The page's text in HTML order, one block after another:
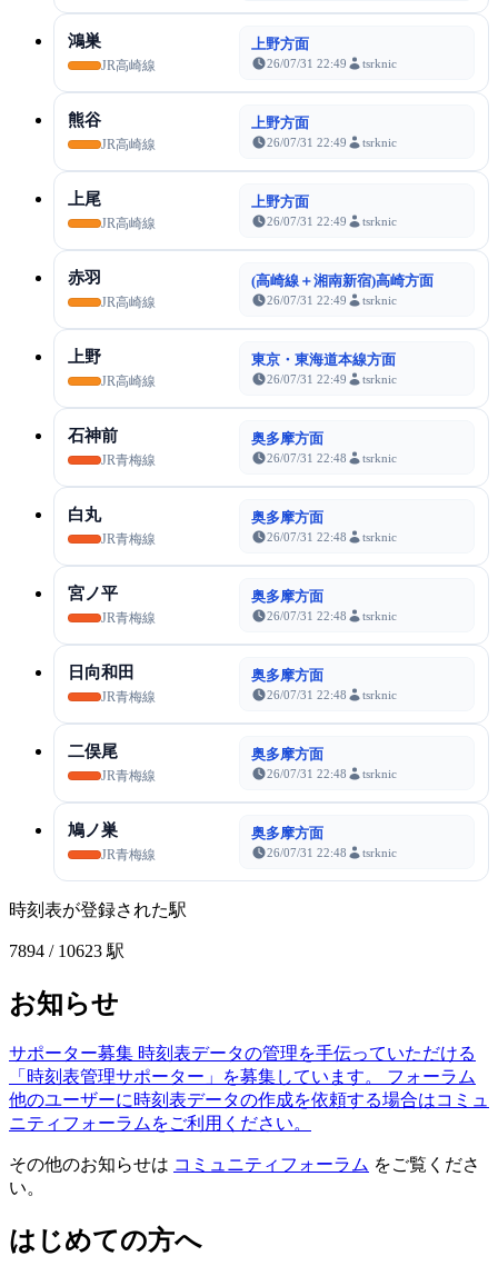
鴻巣
JR高崎線
上野方面
26/07/31 22:49 tsrknic
熊谷
JR高崎線
上野方面
26/07/31 22:49 tsrknic
上尾
JR高崎線
上野方面
26/07/31 22:49 tsrknic
赤羽
JR高崎線
(高崎線＋湘南新宿)高崎方面
26/07/31 22:49 tsrknic
上野
JR高崎線
東京・東海道本線方面
26/07/31 22:49 tsrknic
石神前
JR青梅線
奥多摩方面
26/07/31 22:48 tsrknic
白丸
JR青梅線
奥多摩方面
26/07/31 22:48 tsrknic
宮ノ平
JR青梅線
奥多摩方面
26/07/31 22:48 tsrknic
日向和田
JR青梅線
奥多摩方面
26/07/31 22:48 tsrknic
二俣尾
JR青梅線
奥多摩方面
26/07/31 22:48 tsrknic
鳩ノ巣
JR青梅線
奥多摩方面
26/07/31 22:48 tsrknic
時刻表が登録された駅
7894 / 10623 駅
お知らせ
サポーター募集 時刻表データの管理を手伝っていただける
「時刻表管理サポーター」を募集しています。
フォーラム
他のユーザーに時刻表データの作成を依頼する場合はコミュ
ニティフォーラムをご利用ください。
その他のお知らせは コミュニティフォーラム をご覧くださ
い。
はじめての方へ